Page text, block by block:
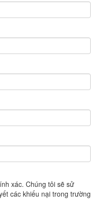
xác. Chúng tôi sẽ sử
các khiếu nại trong trường